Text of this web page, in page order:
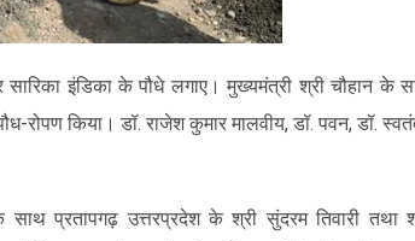
सारिका इंडिका के पौधे लगाए। मुख्यमंत्री श्री चौहान के
रोपण किया। डॉ. राजेश कुमार मालवीय, डॉ. पवन, डॉ.
साथ प्रतापगढ़ उत्तरप्रदेश के श्री सुंदरम तिवारी तथा